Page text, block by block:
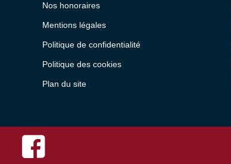
Nos honoraires
Mentions légales
Politique de confidentialité
Politique des cookies
Plan du site